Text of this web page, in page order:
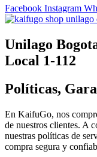
Facebook Instagram
Unilago
Local 1-112
Políticas,
En KaifuGo, nos
de nuestros clientes. A
nuestras políticas de
compra segura y